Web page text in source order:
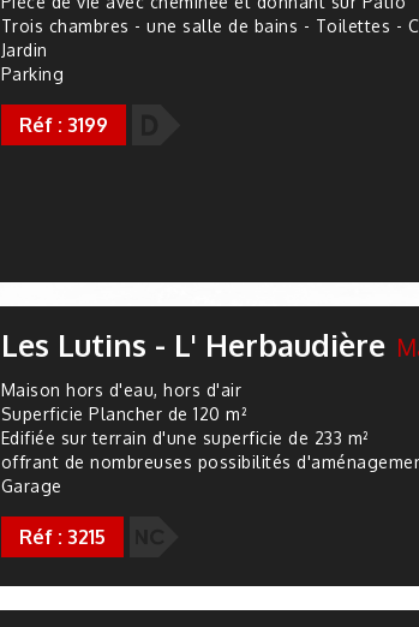
Trois chambres - une salle de bains - Toilettes -
Jardin
Parking
Réf : 3199
Les Lutins - L' Herbaudière
Maison hors d'eau, hors d'air
Superficie Plancher de 120 m²
Edifiée sur terrain d'une superficie de 233 m²
offrant de nombreuses possibilités
Garage
Réf : 3215